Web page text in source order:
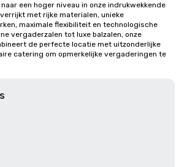
een hoger niveau in onze indrukwekkende
met rijke materialen, unieke
maximale flexibiliteit en technologische
vergaderzalen tot luxe balzalen, onze
de perfecte locatie met uitzonderlijke
catering om opmerkelijke vergaderingen te